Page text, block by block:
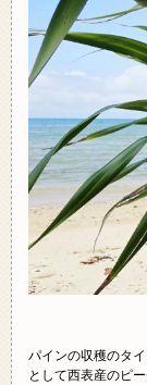
パインの収穫のタ
として西表産のピ